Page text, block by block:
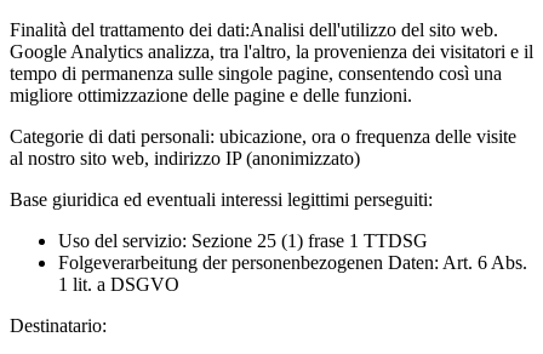
Finalità del trattamento dei dati:Analisi dell'utilizzo del sito web.
Google Analytics analizza, tra l'altro, la provenienza dei visitatori e il
tempo di permanenza sulle singole pagine, consentendo così una
migliore ottimizzazione delle pagine e delle funzioni.
Categorie di dati personali: ubicazione, ora o frequenza delle visite
al nostro sito web, indirizzo IP (anonimizzato)
Base giuridica ed eventuali interessi legittimi perseguiti:
Uso del servizio: Sezione 25 (1) frase 1 TTDSG
Folgeverarbeitung der personenbezogenen Daten: Art. 6 Abs.
1 lit. a DSGVO
Destinatario: